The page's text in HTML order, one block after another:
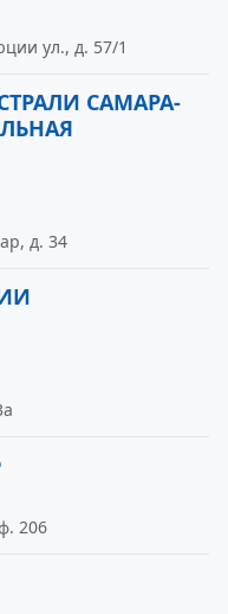
ул., д. 57/1
САМАРА-
д. 34
206